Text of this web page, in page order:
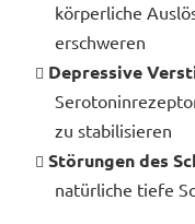
körperliche
erschweren
Depressive
zu stabilisieren
Störungen des
natürliche tiefe